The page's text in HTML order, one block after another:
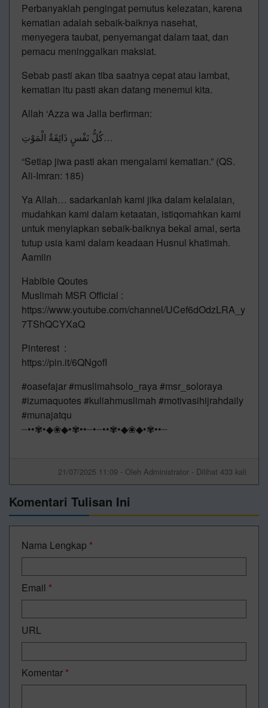
Perbanyaklah pengingat pemutus kelezatan, karena
kematian adalah sebaik-baiknya nasehat,
menyegera taubat, penyemangat dalam taat, dan
pemacu meninggalkan maksiat.
Sebab pasti akan tiba saatnya cepat atau lambat,
kematian itu pasti akan datang menemui kita.
Allah ‘Azza wa Jalla berfirman:
كُلُّ نَفْسٍ ذَائِقَةُ الْمَوْتِ…
“Setiap jiwa pasti akan mengalami kematian.” (QS.
Ali-Imran: 185)
Ya Allah… sadarkanlah kami jika dalam kelalaian,
mudahkan kami dalam ketaatan, istiqomahkan kami
untuk menyiapkan sebaik-baiknya bekal amal, serta
tutup usia kami dalam keadaan Husnul khatimah.
Aamiin
Habibie Qoutes
Muslimah MSR Official :
https://www.youtube.com/channel/UCef6dOdzLRA_y
7TShQCYXaQ
Pinterest :
https://pin.it/6QNgofI
#oasefajar #muslimahsolo_raya #msr_soloraya
#izumaquotes #kuliahmuslimah #motivasihijrahdaily
#munajatqu
┈••✾•◆❀◆•✾••┈•┈••✾•◆❀◆•✾••┈
21/07/2025 11:09 - Oleh Administrator - Dilihat 433 kali
Komentari Tulisan Ini
Nama Lengkap *
Email *
URL
Komentar *